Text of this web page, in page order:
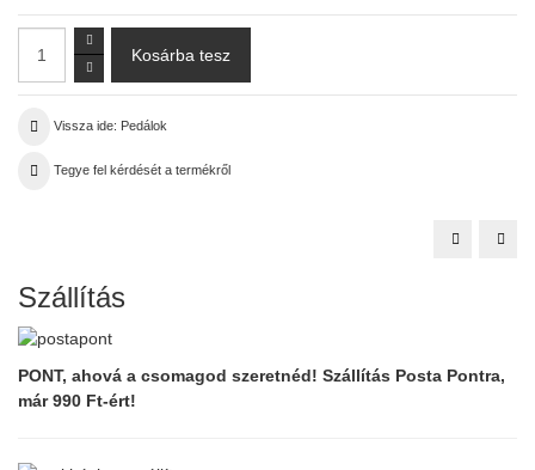
Vissza ide: Pedálok
Tegye fel kérdését a termékről
Szállítás
PONT, ahová a csomagod szeretnéd! Szállítás Posta Pontra,
már 990 Ft-ért!